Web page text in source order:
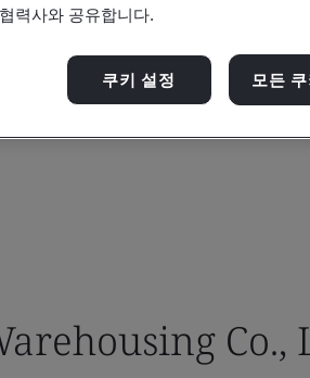
Co.,
력사와 공유합니다.
쿠키 설정 모든